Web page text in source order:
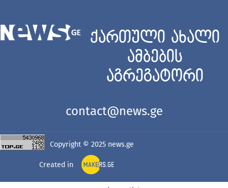
ქართული ახალი
ამბების
აგრეგატორი
contact@news.ge
Copyright © 2025 news.ge
Created in